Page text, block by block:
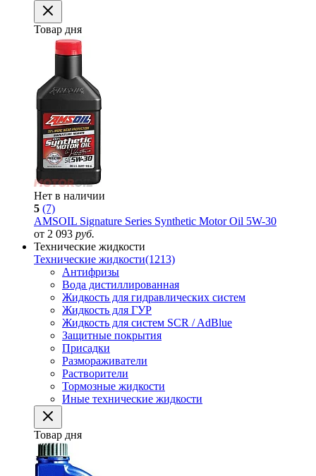
Товар дня
Нет в наличии
5 (7)
AMSOIL Signature Series Synthetic Motor Oil 5W-30
от 2 093 руб.
Технические жидкости
Технические жидкости(1213)
Антифризы
Вода дистиллированная
Жидкость для гидравлических систем
Жидкость для ГУР
Жидкость для систем SCR / AdBlue
Защитные покрытия
Присадки
Размораживатели
Растворители
Тормозные жидкости
Иные технические жидкости
Товар дня